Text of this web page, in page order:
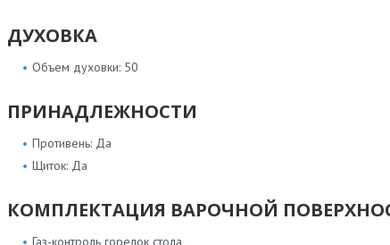
ДУХОВКА
Объем духовки: 50
ПРИНАДЛЕЖНОСТИ
Противень: Да
Щиток: Да
КОМПЛЕКТАЦИЯ ВАРОЧНОЙ
Газ-контроль горелок стола